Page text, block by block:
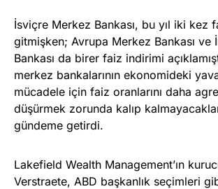
İsviçre Merkez Bankası, bu yıl iki kez
gitmişken; Avrupa Merkez Bankası ve
Bankası da birer faiz indirimi
merkez bankalarının ekonomideki
mücadele için faiz oranlarını daha
düşürmek zorunda kalıp
gündeme getirdi.
Lakefield Wealth Management’ın
Verstraete, ABD başkanlık seçimleri